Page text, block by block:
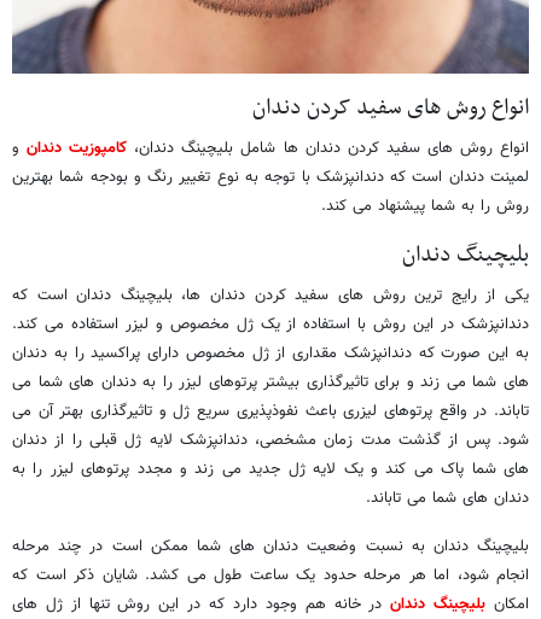
انواع روش های سفید کردن دندان
انواع روش های سفید کردن دندان ها شامل بلیچینگ دندان، کامپوزیت دندانو
لمینت دندان است که دندانپزشک با توجه به نوع تغییر رنگ و بودجه شما بهترین
روش را به شما پیشنهاد می کند.
بلیچینگ دندان
یکی از رایج ترین روش های سفید کردن دندان ها، بلیچینگ دندان است که
دندانپزشک در این روش با استفاده از یک ژل مخصوص و لیزر استفاده می کند.
به این صورت که دندانپزشک مقداری از ژل مخصوص دارای پراکسید را به دندان
های شما می زند و برای تاثیرگذاری بیشتر پرتوهای لیزر را به دندان های شما می
تاباند. در واقع پرتوهای لیزری باعث نفوذپذیری سریع ژل و تاثیرگذاری بهتر آن می
شود. پس از گذشت مدت زمان مشخصی، دندانپزشک لایه ژل قبلی را از دندان
های شما پاک می کند و یک لایه ژل جدید می زند و مجدد پرتوهای لیزر را به
دندان های شما می تاباند.
بلیچینگ دندان به نسبت وضعیت دندان های شما ممکن است در چند مرحله
انجام شود، اما هر مرحله حدود یک ساعت طول می کشد. شایان ذکر است که
امکان بلیچینگ دنداندر خانه هم وجود دارد که در این روش تنها از ژل های